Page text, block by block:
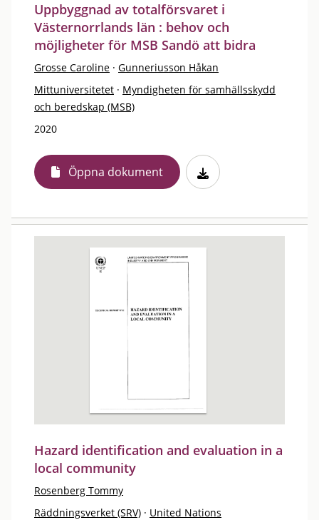
Uppbyggnad av totalförsvaret i
Västernorrlands län : behov och
möjligheter för MSB Sandö att bidra
Grosse Caroline · Gunneriusson Håkan
Mittuniversitetet · Myndigheten för samhällsskydd
och beredskap (MSB)
2020
Öppna dokument
Hazard identification and evaluation in a
local community
Rosenberg Tommy
Räddningsverket (SRV) · United Nations